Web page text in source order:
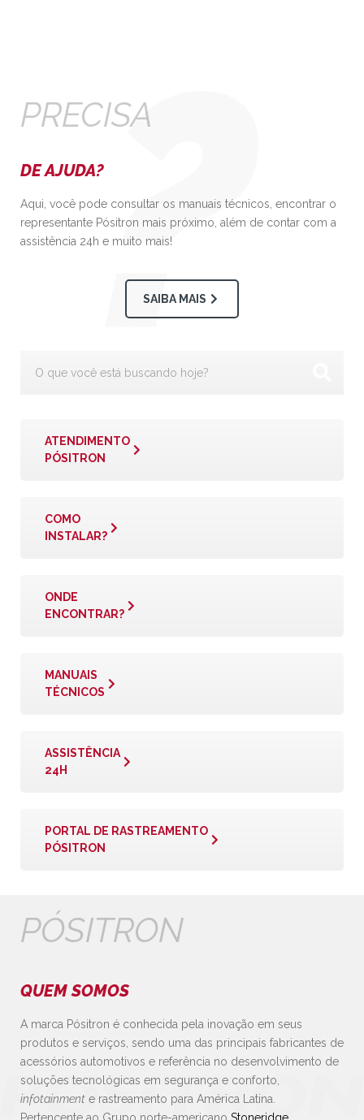
PRECISA
DE AJUDA?
Aqui, você pode consultar os manuais técnicos, encontrar o
representante Pósitron mais próximo, além de contar com a
assistência 24h e muito mais!
SAIBA MAIS
ATENDIMENTO
PÓSITRON
COMO
INSTALAR?
ONDE
ENCONTRAR?
MANUAIS
TÉCNICOS
ASSISTÊNCIA
24H
PORTAL DE RASTREAMENTO
PÓSITRON
PÓSITRON
QUEM SOMOS
A marca Pósitron é conhecida pela inovação em seus
produtos e serviços, sendo uma das principais fabricantes de
acessórios automotivos e referência no desenvolvimento de
soluções tecnológicas em segurança e conforto,
infotainment e rastreamento para América Latina.
Pertencente ao Grupo norte-americano Stoneridge